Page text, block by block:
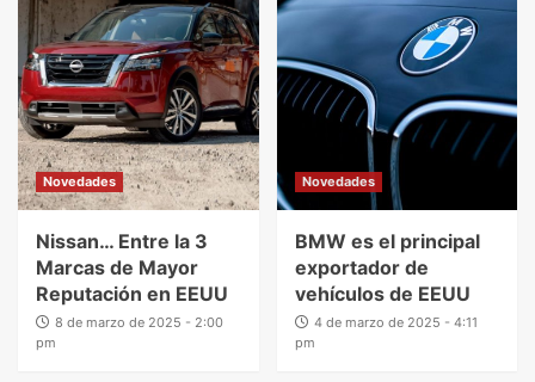
Novedades
Nissan… Entre la 3
Marcas de Mayor
Reputación en EEUU
8 de marzo de 2025 - 2:00
pm
Novedades
BMW es el principal
exportador de
vehículos de EEUU
4 de marzo de 2025 - 4:11
pm